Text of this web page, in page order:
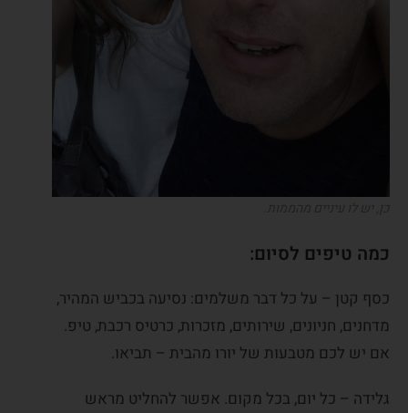
כמה טיפים לסיום:
כסף קטן – על כל דבר משלמים: נסיעה בכביש המהיר,
מדחנים, חניונים, שירותים, מזכרות, כרטיס רכבת, טיפ.
אם יש לכם מטבעות של יורו מהבית – תביאו.
גלידה – כל יום, בכל מקום. אפשר להחליט מראש